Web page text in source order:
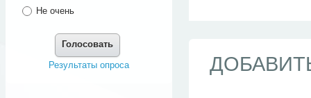
Не очень
Голосовать
Результаты опроса